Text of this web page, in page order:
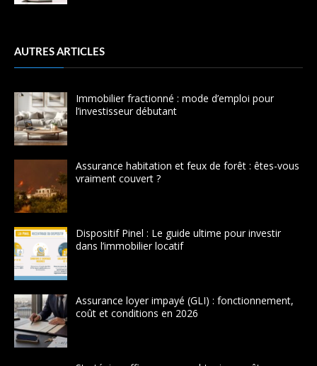
AUTRES ARTICLES
Immobilier fractionné : mode d’emploi pour
l’investisseur débutant
Assurance habitation et feux de forêt : êtes-vous
vraiment couvert ?
Dispositif Pinel : Le guide ultime pour investir
dans l’immobilier locatif
Assurance loyer impayé (GLI) : fonctionnement,
coût et conditions en 2026